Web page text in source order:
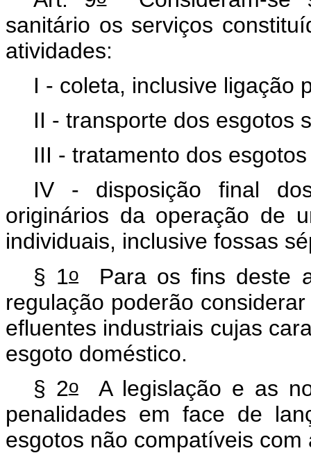
sanitário os serviços
atividades:
I - coleta, inclusive ligação
II - transporte dos esgotos
III - tratamento dos
IV - disposição final
originários da operação de
individuais, inclusive fossas
§ 1o
Para os fins deste
regulação poderão
efluentes industriais cujas
esgoto doméstico.
§ 2oA legislação e as
penalidades em face de
esgotos não compatíveis